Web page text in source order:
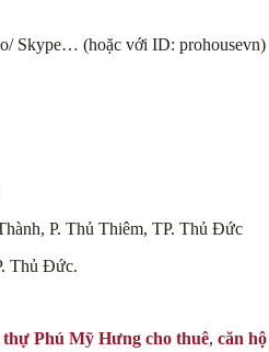
Skype… (hoặc với ID: prohousevn)
P. Thủ Thiêm, TP. Thủ Đức
Thủ Đức.
thự Phú Mỹ Hưng cho thuê, căn hộ